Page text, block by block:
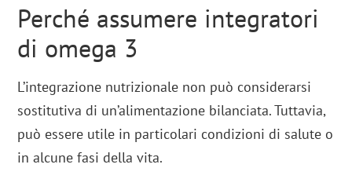
Perché assumere integratori
di omega 3
L’integrazione nutrizionale non può considerarsi
sostitutiva di un’alimentazione bilanciata. Tuttavia,
può essere utile in particolari condizioni di salute o
in alcune fasi della vita.